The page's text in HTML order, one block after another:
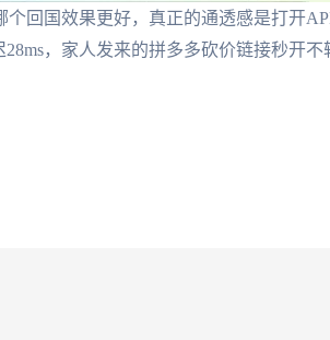
个回国效果更好，真正的通透感是打开
，家人发来的拼多多砍价链接秒开